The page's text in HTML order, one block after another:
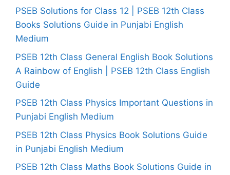
PSEB Solutions for Class 12 | PSEB 12th Class
Books Solutions Guide in Punjabi English
Medium
PSEB 12th Class General English Book Solutions
A Rainbow of English | PSEB 12th Class English
Guide
PSEB 12th Class Physics Important Questions in
Punjabi English Medium
PSEB 12th Class Physics Book Solutions Guide
in Punjabi English Medium
PSEB 12th Class Maths Book Solutions Guide in